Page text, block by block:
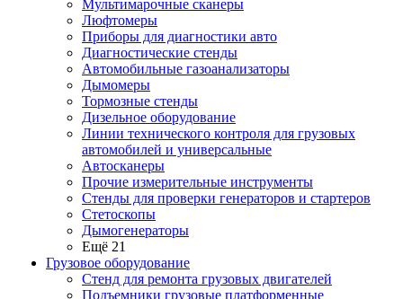
Мультимарочные сканеры
Люфтомеры
Приборы для диагностики авто
Диагностические стенды
Автомобильные газоанализаторы
Дымомеры
Тормозные стенды
Дизельное оборудование
Линии технического контроля для грузовых
автомобилей и универсальные
Автосканеры
Прочие измерительные инструменты
Стенды для проверки генераторов и стартеров
Стетоскопы
Дымогенераторы
Ещё 21
Грузовое оборудование
Стенд для ремонта грузовых двигателей
Подъемники грузовые платформенные